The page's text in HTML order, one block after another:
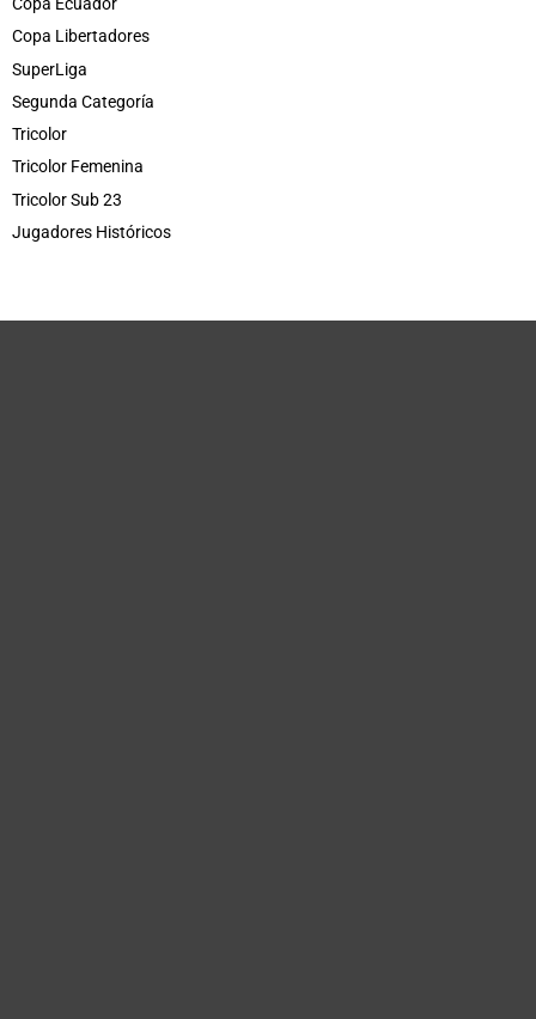
Copa Libertadores
SuperLiga
Segunda Categoría
Tricolor
Tricolor Femenina
Tricolor Sub 23
Jugadores Históricos